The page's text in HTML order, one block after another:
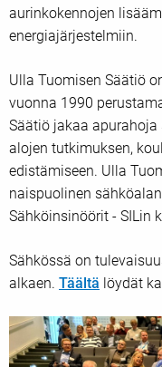
aurinkokennojen
energiajärjestelmiin.
Ulla Tuomisen Säätiö
vuonna 1990
Säätiö jakaa
alojen tutkimuksen,
edistämiseen. Ulla
naispuolinen
Sähköinsinöörit - SILin
Sähkössä on
alkaen. Täältä löydät